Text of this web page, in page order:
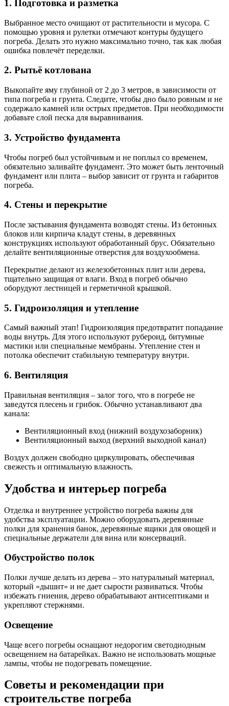
1. Подготовка и разметка
Выбранное место очищают от растительности и мусора. С
помощью уровня и рулетки отмечают контуры будущего
погреба. Делать это нужно максимально точно, так как любая
ошибка повлечёт переделки.
2. Рытьё котлована
Выкопайте яму глубиной от 2 до 3 метров, в зависимости от
типа погреба и грунта. Следите, чтобы дно было ровным и не
содержало камней или острых предметов. При необходимости
добавьте слой песка для выравнивания.
3. Устройство фундамента
Чтобы погреб был устойчивым и не поплыл со временем,
обязательно заливайте фундамент. Это может быть ленточный
фундамент или плита – выбор зависит от грунта и габаритов
погреба.
4. Стены и перекрытие
После застывания фундамента возводят стены. Из бетонных
блоков или кирпича кладут стены, в деревянных
конструкциях используют обработанный брус. Обязательно
делайте вентиляционные отверстия для воздухообмена.
Перекрытие делают из железобетонных плит или дерева,
тщательно защищая от влаги. Вход в погреб обычно
оборудуют лестницей и герметичной крышкой.
5. Гидроизоляция и утепление
Самый важный этап! Гидроизоляция предотвратит попадание
воды внутрь. Для этого используют рубероид, битумные
мастики или специальные мембраны. Утепление стен и
потолка обеспечит стабильную температуру внутри.
6. Вентиляция
Правильная вентиляция – залог того, что в погребе не
заведутся плесень и грибок. Обычно устанавливают два
канала:
Вентиляционный вход (нижний воздухозаборник)
Вентиляционный выход (верхний выходной канал)
Воздух должен свободно циркулировать, обеспечивая
свежесть и оптимальную влажность.
Удобства и интерьер погреба
Отделка и внутреннее устройство погреба важны для
удобства эксплуатации. Можно оборудовать деревянные
полки для хранения банок, деревянные ящики для овощей и
специальные держатели для вина или консерваций.
Обустройство полок
Полки лучше делать из дерева – это натуральный материал,
который «дышит» и не дает сырости развиваться. Чтобы
избежать гниения, дерево обрабатывают антисептиками и
укрепляют стержнями.
Освещение
Чаще всего погребы оснащают недорогим светодиодным
освещением на батарейках. Важно не использовать мощные
лампы, чтобы не подогревать помещение.
Советы и рекомендации при
строительстве погреба